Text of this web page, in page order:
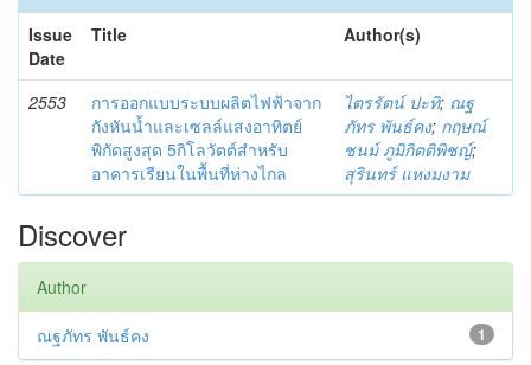
Issue
Date
Title Author(s)
2553
การออกแบบระบบผลิตไฟฟ้าจาก
กังหันน้ำและเซลล์แสงอาทิตย์
พิกัดสูงสุด 5กิโลวัตต์สำหรับ
อาคารเรียนในพื้นที่ห่างไกล
ไตรรัตน์ ปะทิ; ณฐ
ภัทร พันธ์คง; กฤษณ์
ชนม์ ภูมิกิตติพิชญ์;
สุรินทร์ แหงมงาม
Discover
Author
1
ณฐภัทร พันธ์คง